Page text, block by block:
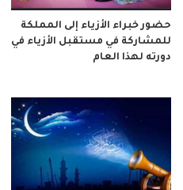
حضور خبراء الأزياء إلى المملكة
للمشاركة في مستقبل الأزياء في
دورته لهذا العام